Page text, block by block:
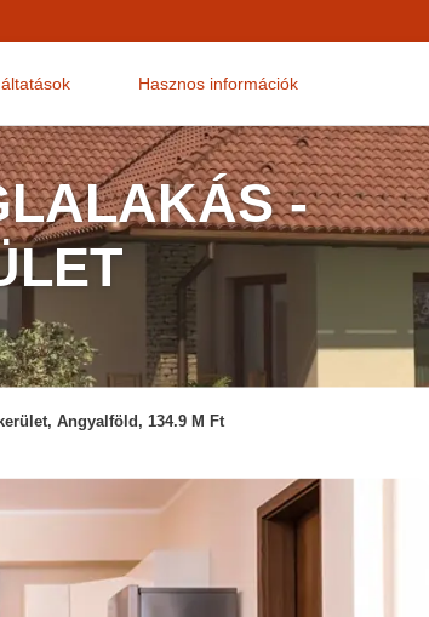
Hasznos információk
-
Angyalföld, 134.9 M Ft